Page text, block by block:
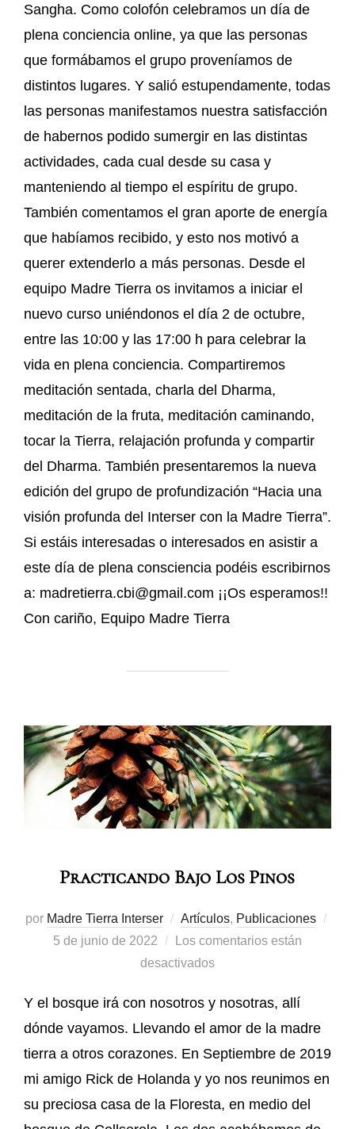
Sangha. Como colofón celebramos un día de
plena conciencia online, ya que las personas
que formábamos el grupo proveníamos de
distintos lugares. Y salió estupendamente, todas
las personas manifestamos nuestra satisfacción
de habernos podido sumergir en las distintas
actividades, cada cual desde su casa y
manteniendo al tiempo el espíritu de grupo.
También comentamos el gran aporte de energía
que habíamos recibido, y esto nos motivó a
querer extenderlo a más personas. Desde el
equipo Madre Tierra os invitamos a iniciar el
nuevo curso uniéndonos el día 2 de octubre,
entre las 10:00 y las 17:00 h para celebrar la
vida en plena conciencia. Compartiremos
meditación sentada, charla del Dharma,
meditación de la fruta, meditación caminando,
tocar la Tierra, relajación profunda y compartir
del Dharma. También presentaremos la nueva
edición del grupo de profundización “Hacia una
visión profunda del Interser con la Madre Tierra”.
Si estáis interesadas o interesados en asistir a
este día de plena consciencia podéis escribirnos
a: madretierra.cbi@gmail.com ¡¡Os esperamos!!
Con cariño, Equipo Madre Tierra
Practicando Bajo Los Pinos
por Madre Tierra Interser Artículos, Publicaciones
5 de junio de 2022
Los comentarios están
desactivados
Y el bosque irá con nosotros y nosotras, allí
dónde vayamos. Llevando el amor de la madre
tierra a otros corazones. En Septiembre de 2019
mi amigo Rick de Holanda y yo nos reunimos en
su preciosa casa de la Floresta, en medio del